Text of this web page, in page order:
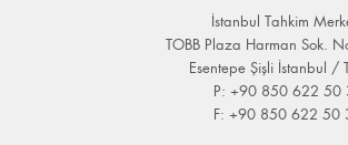
İstanbul Tahkim
TOBB Plaza Harman Sok.
Esentepe Şişli İstanbul /
P: +90 850 622 50
F: +90 850 622 50